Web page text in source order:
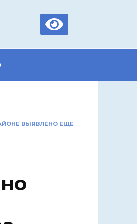
ВЫЯВЛЕНО ЕЩЕ